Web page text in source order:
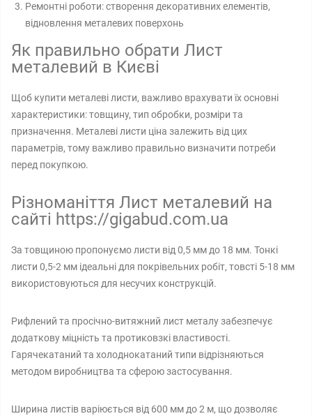
Ремонтні роботи: створення декоративних елементів,
відновлення металевих поверхонь
Як правильно обрати Лист
металевий в Києві
Щоб купити металеві листи, важливо врахувати їх основні
характеристики: товщину, тип обробки, розміри та
призначення. Металеві листи ціна залежить від цих
параметрів, тому важливо правильно визначити потреби
перед покупкою.
Різноманіття Лист металевий на
сайті https://gigabud.com.ua
За товщиною пропонуємо листи від 0,5 мм до 18 мм. Тонкі
листи 0,5-2 мм ідеальні для покрівельних робіт, товсті 5-18 мм
використовуються для несучих конструкцій.
Рифлений та просічно-витяжний лист металу забезпечує
додаткову міцність та протиковзкі властивості.
Гарячекатаний та холоднокатаний типи відрізняються
методом виробництва та сферою застосування.
Ширина листів варіюється від 600 мм до 2 м, що дозволяє